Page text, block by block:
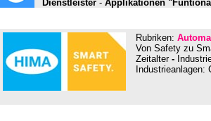
Dienstleister - Applikationen
Rubriken:
Von Safety zu
Zeitalter -